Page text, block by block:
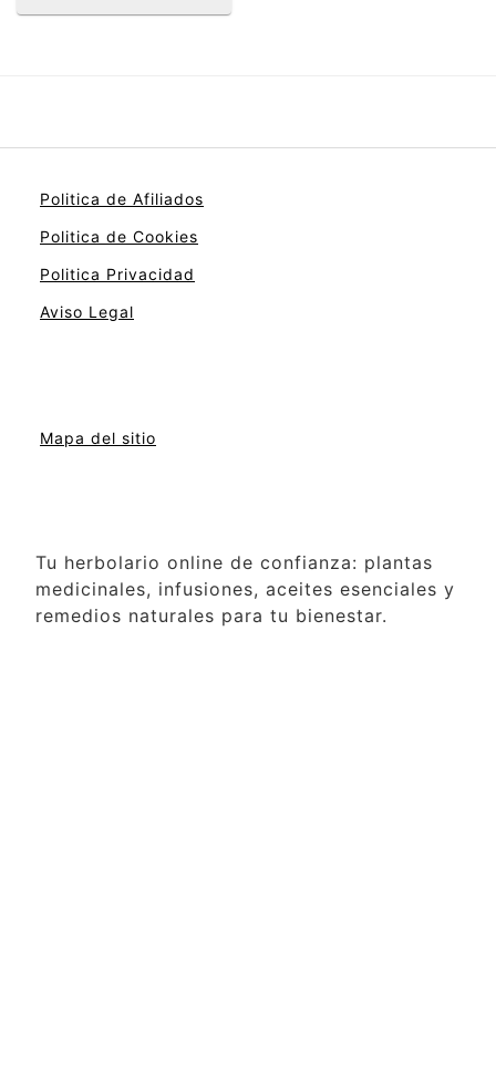
Politica de Afiliados
Politica de Cookies
Politica Privacidad
Aviso Legal
Mapa del sitio
Tu herbolario online de confianza: plantas
medicinales, infusiones, aceites esenciales y
remedios naturales para tu bienestar.